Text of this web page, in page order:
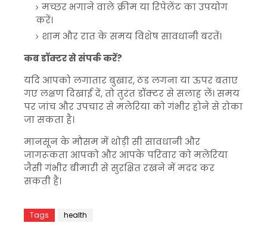
मच्छर भगाने वाले क्रीम या रिपेलेंट का उपयोग
करें।
शाम और रात के समय विशेष सावधानी बरतें।
कब डॉक्टर से संपर्क करें?
यदि आपको लगातार बुखार, ठंड लगना या ऊपर बताए
गए लक्षण दिखाई दें, तो तुरंत डॉक्टर से सलाह लें। समय
पर जांच और उपचार से मलेरिया को गंभीर होने से रोका
जा सकता है।
मानसून के मौसम में थोड़ी सी सावधानी और
जागरूकता आपको और आपके परिवार को मलेरिया
जैसी गंभीर बीमारी से सुरक्षित रखने में मदद कर
सकती है।
Tags health